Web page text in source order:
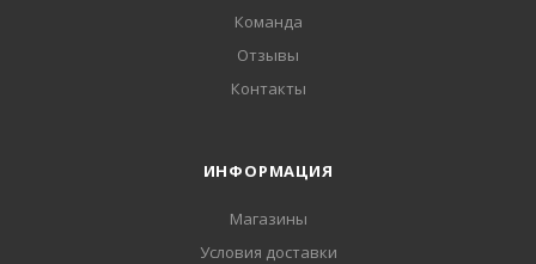
Команда
Отзывы
Контакты
ИНФОРМАЦИЯ
Магазины
Условия доставки